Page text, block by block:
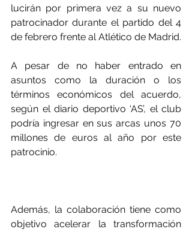
lucirán por primera vez a su nuevo
patrocinador durante el partido del 4
A pesar de no haber entrado en
asuntos como la duración o los
términos económicos del acuerdo,
según el diario deportivo ‘AS’, el club
podría ingresar en sus arcas unos 70
millones de euros al año por este
patrocinio.
Además, la colaboración tiene como
objetivo acelerar la transformación